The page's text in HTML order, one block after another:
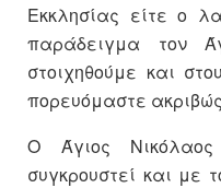
Εκκλησίας είτε ο
παράδειγμα τον
στοιχηθούμε και
πορευόμαστε
Ο Άγιος
συγκρουστεί και με